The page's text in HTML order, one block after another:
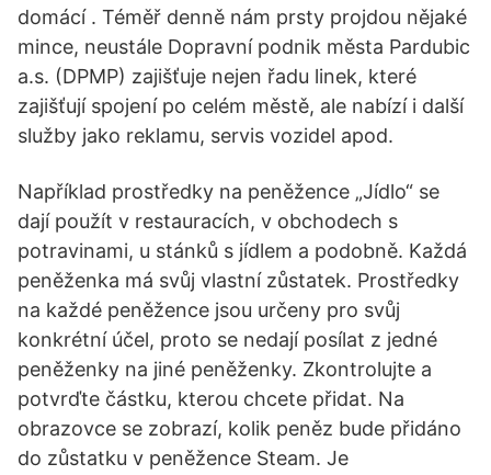
domácí . Téměř denně nám prsty projdou nějaké
mince, neustále Dopravní podnik města Pardubic
a.s. (DPMP) zajišťuje nejen řadu linek, které
zajišťují spojení po celém městě, ale nabízí i další
služby jako reklamu, servis vozidel apod.
Například prostředky na peněžence „Jídlo“ se
dají použít v restauracích, v obchodech s
potravinami, u stánků s jídlem a podobně. Každá
peněženka má svůj vlastní zůstatek. Prostředky
na každé peněžence jsou určeny pro svůj
konkrétní účel, proto se nedají posílat z jedné
peněženky na jiné peněženky. Zkontrolujte a
potvrďte částku, kterou chcete přidat. Na
obrazovce se zobrazí, kolik peněz bude přidáno
do zůstatku v peněžence Steam. Je